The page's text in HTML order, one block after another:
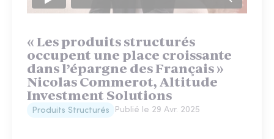
« Les produits structurés
occupent une place croissante
dans l’épargne des Français »
Nicolas Commerot, Altitude
Investment Solutions
Produits Structurés Publié le 29 Avr. 2025